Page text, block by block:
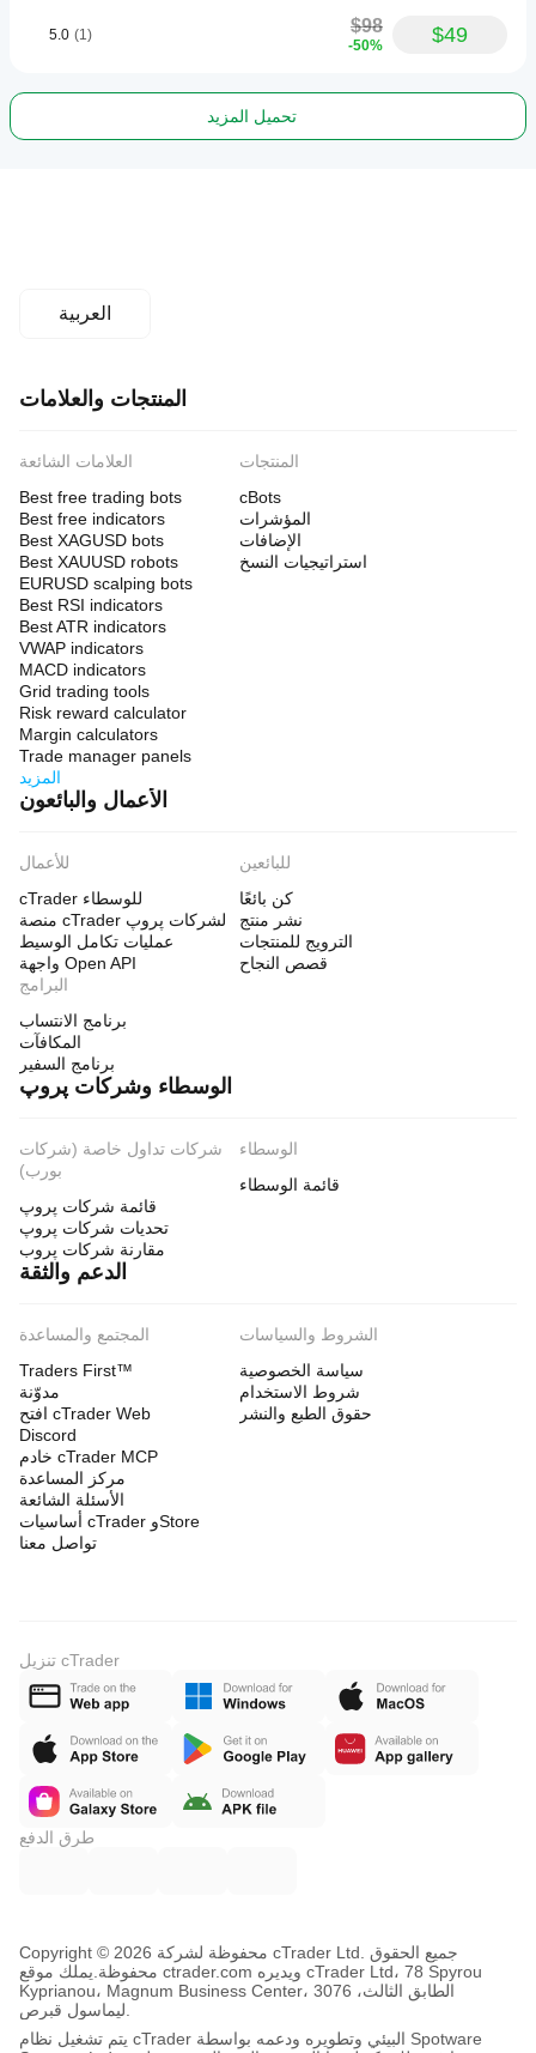
5.0 (1) $98
-50% $49
تحميل المزيد
العربية
المنتجات والعلامات
العلامات الشائعة
Best free trading bots
Best free indicators
Best XAGUSD bots
Best XAUUSD robots
EURUSD scalping bots
Best RSI indicators
Best ATR indicators
VWAP indicators
MACD indicators
Grid trading tools
Risk reward calculator
Margin calculators
Trade manager panels
المزيد
المنتجات
cBots
المؤشرات
الإضافات
استراتيجيات النسخ
الأعمال والبائعون
للأعمال
cTrader للوسطاء
منصة cTrader لشركات پروپ
عمليات تكامل الوسيط
واجهة Open API
للبائعين
كن بائعًا
نشر منتج
الترويج للمنتجات
قصص النجاح
البرامج
برنامج الانتساب
المكافآت
برنامج السفير
الوسطاء وشركات پروپ
شركات تداول خاصة (شركات
بورب)
قائمة شركات پروپ
تحديات شركات پروپ
مقارنة شركات پروب
الوسطاء
قائمة الوسطاء
الدعم والثقة
المجتمع والمساعدة
Traders First™
مدوّنة
افتح cTrader Web
Discord
خادم cTrader MCP
مركز المساعدة
الأسئلة الشائعة
أساسيات cTrader وStore
تواصل معنا
الشروط والسياسات
سياسة الخصوصية
شروط الاستخدام
حقوق الطبع والنشر
تنزيل cTrader
طرق الدفع
Copyright © محفوظة لشركة 2026 cTrader Ltd. جميع الحقوق
محفوظة. يملك موقع ctrader.com ويديره cTrader Ltd، 78 Spyrou
Kyprianou، Magnum Business Center، الطابق الثالث، 3076
يتم تشغيل نظام cTrader البيئي وتطويره ودعمه بواسطة Spotware